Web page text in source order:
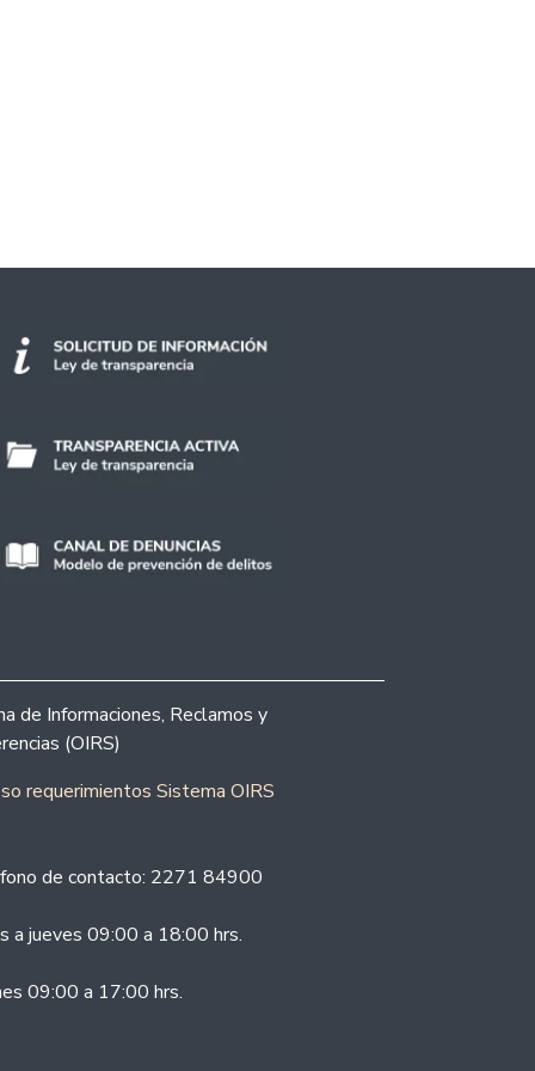
de Informaciones, Reclamos y
(OIRS)
requerimientos Sistema OIRS
de contacto: 2271 84900
a jueves 09:00 a 18:00 hrs.
09:00 a 17:00 hrs.